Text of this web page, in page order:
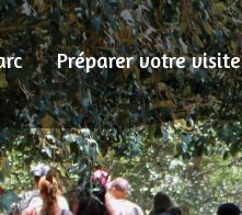
Préparer votre visite